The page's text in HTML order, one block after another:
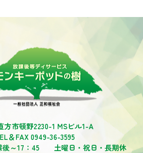
方市頓野2230-1 MSビル1-A
＆FAX 0949-36-3595
～17：45 土曜日・祝日・長期休